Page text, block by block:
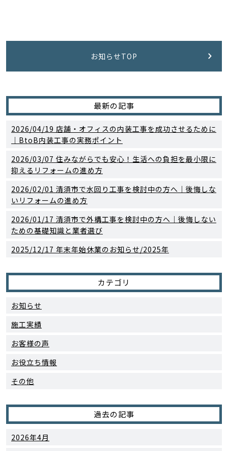
お知らせTOP
最新の記事
2026/04/19 店舗・オフィスの内装工事を成功させるために
｜BtoB内装工事の実務ポイント
2026/03/07 住みながらでも安心！生活への負担を最小限に
抑えるリフォームの進め方
2026/02/01 清須市で水回り工事を検討中の方へ｜後悔しな
いリフォームの進め方
2026/01/17 清須市で外構工事を検討中の方へ｜後悔しない
ための基礎知識と業者選び
2025/12/17 年末年始休業のお知らせ/2025年
カテゴリ
お知らせ
施工実績
お客様の声
お役立ち情報
その他
過去の記事
2026年4月